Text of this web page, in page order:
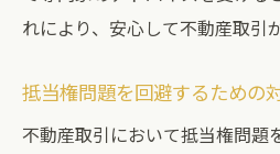
れにより、安心して不動産取引
抵当権問題を回避するための
不動産取引において抵当権問題